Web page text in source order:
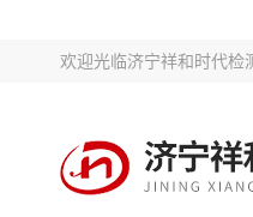
欢迎光临济宁祥和时代检